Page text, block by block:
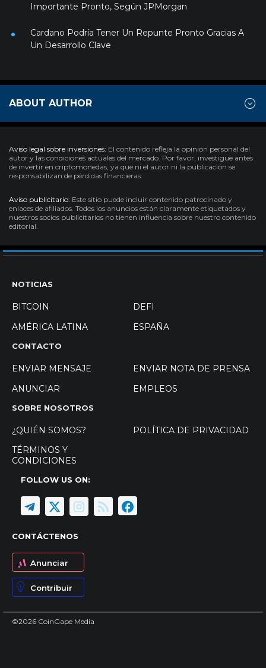
Importante Pronto, Según JPMorgan
Cardano Podría Tener Un Repunte Pronto Gracias A
Un Desarrollo Clave
ABOUT AUTHOR
Aviso legal sobre inversiones: El contenido refleja la opinión personal del
autor y las condiciones actuales del mercado. Por favor, investigue antes
de invertir en criptomonedas, ya que ni el autor ni la publicación se
responsabilizan de pérdidas financieras.
Aviso publicitario: Este sitio puede incluir contenido patrocinado y
enlaces de afiliados. Todos los anuncios están claramente etiquetados y
nuestros socios publicitarios no tienen influencia sobre nuestro contenido
editorial.
NOTICIAS
BITCOIN
DEFI
AMÉRICA LATINA
ESPAÑA
CONTACTO
ENVIAR MENSAJE
ENVIAR NOTA DE PRENSA
ANUNCIAR
EMPLEOS
SOBRE NOSOTROS
¿QUIÉN SOMOS?
POLÍTICA DE PRIVACIDAD
TÉRMINOS Y
CONDICIONES
FOLLOW US ON:
CONTÁCTENOS
Anunciar
Contribuir
©2026 CoinGape Media